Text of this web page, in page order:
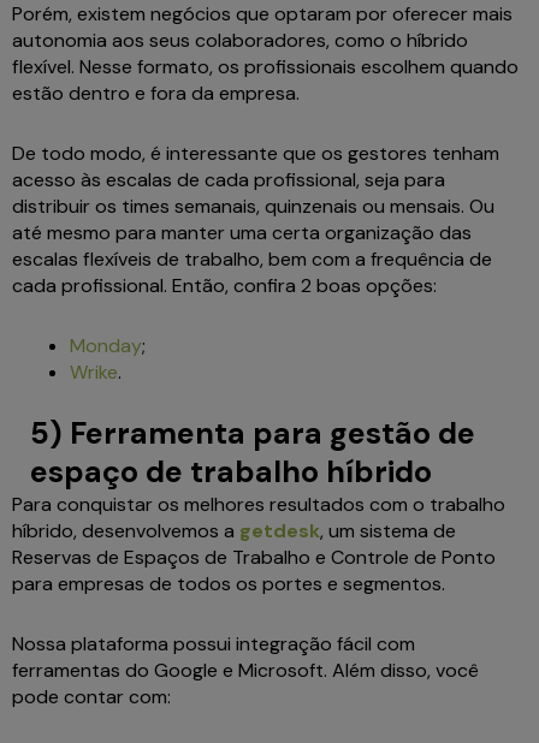
Porém, existem negócios que optaram por oferecer mais
autonomia aos seus colaboradores, como o híbrido
flexível. Nesse formato, os profissionais escolhem quando
estão dentro e fora da empresa.
De todo modo, é interessante que os gestores tenham
acesso às escalas de cada profissional, seja para
distribuir os times semanais, quinzenais ou mensais. Ou
até mesmo para manter uma certa organização das
escalas flexíveis de trabalho, bem com a frequência de
cada profissional. Então, confira 2 boas opções:
Monday;
Wrike.
5) Ferramenta para gestão de
espaço de trabalho híbrido
Para conquistar os melhores resultados com o trabalho
híbrido, desenvolvemos a getdesk, um sistema de
Reservas de Espaços de Trabalho e Controle de Ponto
para empresas de todos os portes e segmentos.
Nossa plataforma possui integração fácil com
ferramentas do Google e Microsoft. Além disso, você
pode contar com: